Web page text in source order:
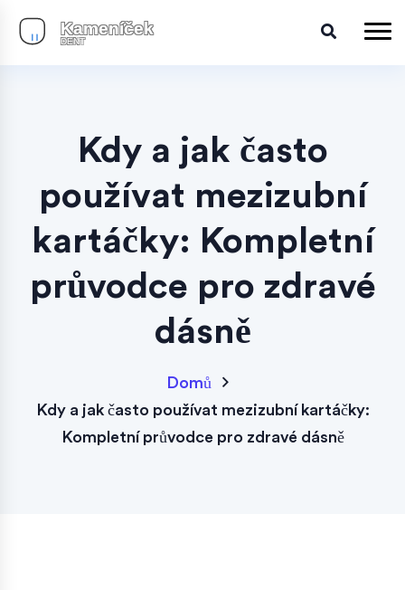
Kdy a jak často
používat mezizubní
kartáčky: Kompletní
průvodce pro zdravé
dásně
Domů
Kdy a jak často používat mezizubní kartáčky:
Kompletní průvodce pro zdravé dásně